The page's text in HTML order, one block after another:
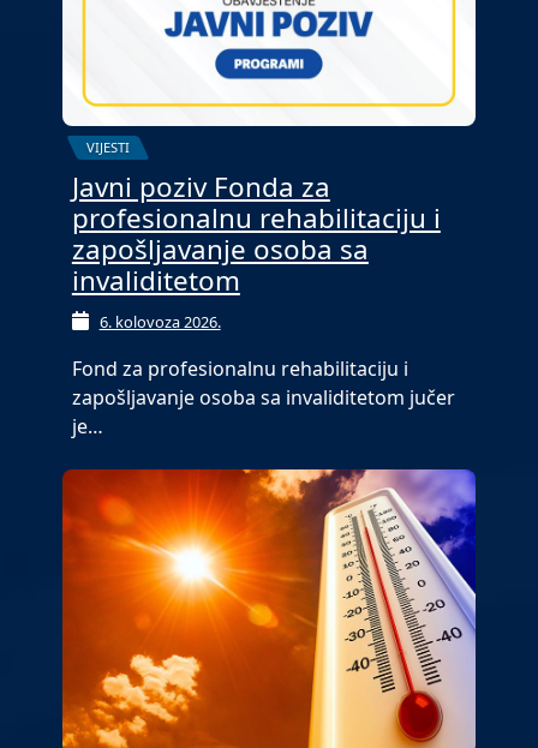
VIJESTI
Javni poziv Fonda za
profesionalnu rehabilitaciju i
zapošljavanje osoba sa
invaliditetom
6. kolovoza 2026.
Fond za profesionalnu rehabilitaciju i
zapošljavanje osoba sa invaliditetom jučer
je…